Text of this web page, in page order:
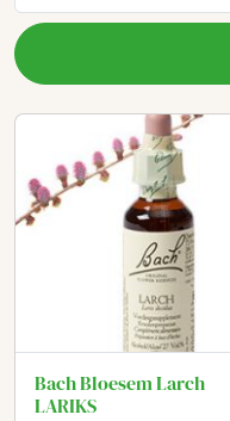
Bach Bloesem Larch
LARIKS